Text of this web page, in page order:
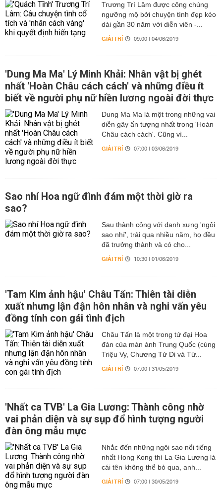
Trương Trí Lâm được công chúng
ngưỡng mộ bởi chuyện tình đẹp kéo
dài gần 30 năm với diễn viên -...
GIẢI TRÍ 09:00 | 04/06/2019
'Dung Ma Ma' Lý Minh Khải: Nhân vật bị ghét
nhất 'Hoàn Châu cách cách' và những điều ít
biết về người phụ nữ hiền lương ngoài đời thực
Dung Ma Ma là một trong những vai
diễn gây ấn tượng nhất trong 'Hoàn
Châu cách cách'. Cũng vì...
GIẢI TRÍ 07:00 | 03/06/2019
Sao nhí Hoa ngữ đình đám một thời giờ ra
sao?
Sau thành công với danh xưng 'ngôi
sao nhí', trải qua nhiều năm, họ đều
đã trưởng thành và có cho...
GIẢI TRÍ 10:30 | 01/06/2019
'Tam Kim ảnh hậu' Châu Tấn: Thiên tài diễn
xuất nhưng lận đận hôn nhân và nghi vấn yêu
đồng tính con gái tình địch
Châu Tấn là một trong tứ đại Hoa
đán của màn ảnh Trung Quốc (cùng
Triệu Vy, Chương Tử Di và Từ...
GIẢI TRÍ 07:00 | 31/05/2019
'Nhất ca TVB' La Gia Lương: Thành công nhờ
vai phản diện và sự sụp đổ hình tượng người
đàn ông mẫu mực
Nhắc đến những ngôi sao nổi tiếng
nhất Hong Kong thì La Gia Lương là
cái tên không thể bỏ qua, anh...
GIẢI TRÍ 07:00 | 30/05/2019